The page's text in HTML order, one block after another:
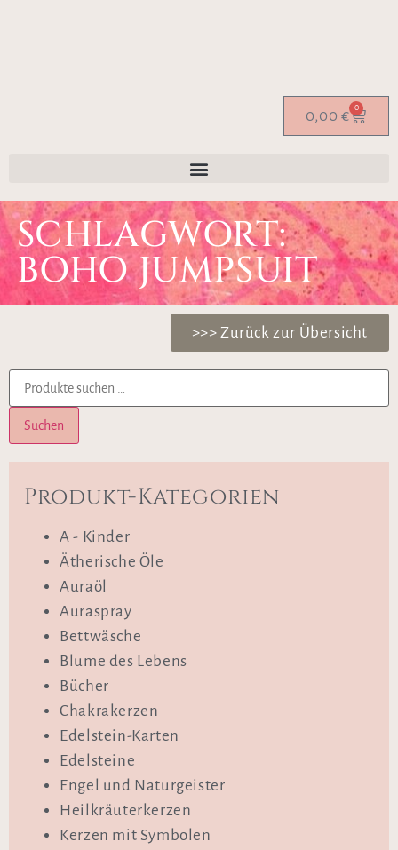
0,00 € 0
SCHLAGWORT:
BOHO JUMPSUIT
>>> Zurück zur Übersicht
Suchen
Produkt-Kategorien
A - Kinder
Ätherische Öle
Auraöl
Auraspray
Bettwäsche
Blume des Lebens
Bücher
Chakrakerzen
Edelstein-Karten
Edelsteine
Engel und Naturgeister
Heilkräuterkerzen
Kerzen mit Symbolen